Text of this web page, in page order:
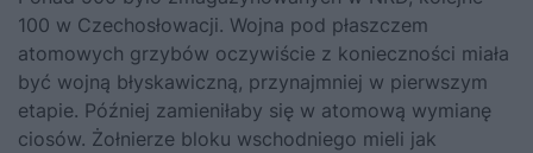
100 w Czechosłowacji. Wojna pod płaszczem
atomowych grzybów oczywiście z konieczności miała
być wojną błyskawiczną, przynajmniej w pierwszym
etapie. Później zamieniłaby się w atomową wymianę
ciosów. Żołnierze bloku wschodniego mieli jak